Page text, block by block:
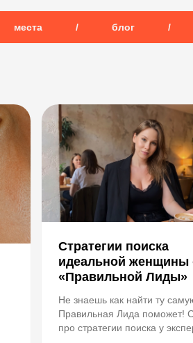
места / блог /
Стратегии поиска
идеальной женщины
«Правильной Лиды»
Не знаешь как найти ту
Правильная Лида поможет!
про стратегии поиска у